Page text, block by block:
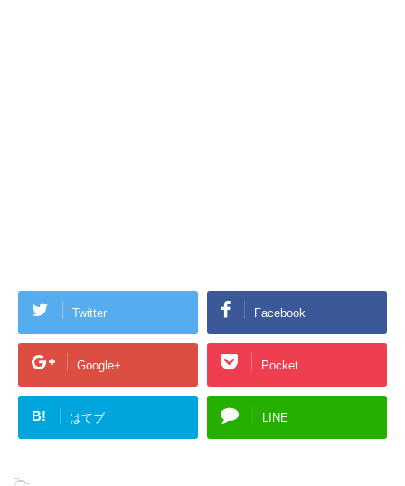
Twitter Facebook
Google+ Pocket
B! はてブ LINE
-